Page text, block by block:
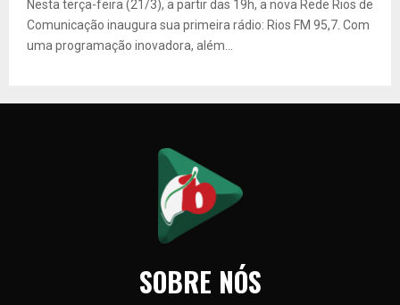
Nesta terça-feira (21/3), a partir das 19h, a nova Rede Rios de
Comunicação inaugura sua primeira rádio: Rios FM 95,7. Com
uma programação inovadora, além...
SOBRE NÓS